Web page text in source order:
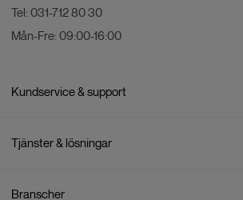
Tel: 031-712 80 30
Mån-Fre: 09:00-16:00
Kundservice & support
Leverans
Reklamation & återköp
Tjänster & lösningar
Branscher